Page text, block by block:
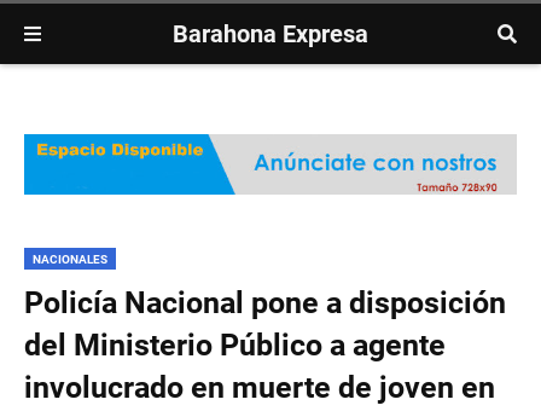
Barahona Expresa
NACIONALES
Policía Nacional pone a disposición
del Ministerio Público a agente
involucrado en muerte de joven en